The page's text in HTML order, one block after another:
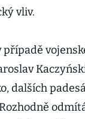
vliv.
dalších